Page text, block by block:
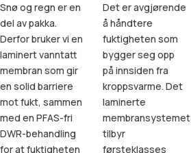
Snø og regn er en
del av pakka.
Derfor bruker vi en
laminert vanntatt
membran som gir
en solid barriere
mot fukt, sammen
med en PFAS-fri
DWR-behandling
for at fuktigheten
Det er avgjørende
å håndtere
fuktigheten som
bygger seg opp
på innsiden fra
kroppsvarme. Det
laminerte
membransystemet
tilbyr
førsteklasses